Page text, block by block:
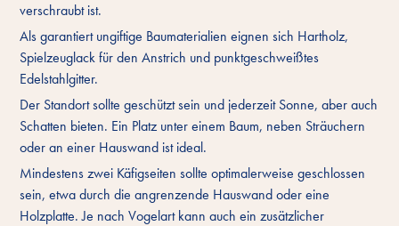
verschraubt ist.
Als garantiert ungiftige Baumaterialien eignen sich Hartholz,
Spielzeuglack für den Anstrich und punktgeschweißtes
Edelstahlgitter.
Der Standort sollte geschützt sein und jederzeit Sonne, aber auch
Schatten bieten. Ein Platz unter einem Baum, neben Sträuchern
oder an einer Hauswand ist ideal.
Mindestens zwei Käfigseiten sollte optimalerweise geschlossen
sein, etwa durch die angrenzende Hauswand oder eine
Holzplatte. Je nach Vogelart kann auch ein zusätzlicher